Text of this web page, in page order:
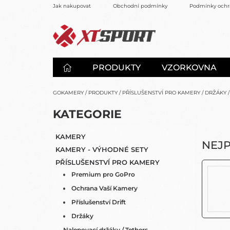
Jak nakupovat Obchodní podmínky Podmínky
PRODUKTY VZORKOVNA
GOKAMERY / PRODUKTY / PŘÍSLUŠENSTVÍ PRO KAMERY / DRŽÁKY /
P
O
S
T
R
A
PŘESKOČIT
K
T
E
G
O
KATEGORIE
KAMERY
KAMERY - VÝHODNÉ SETY
PŘÍSLUŠENSTVÍ PRO KAMERY
Premium pro GoPro
Ochrana Vaší Kamery
Příslušenství Drift
Držáky